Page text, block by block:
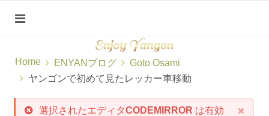
Home ENYANブログ
Goto Osami
ヤンゴンで初めて見たレッカー車移動
選択されたエディタCODEMIRROR は有効